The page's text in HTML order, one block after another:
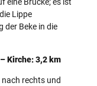
eine Brücke; es ist
Lippe
der Beke in die
Kirche: 3,2 km
rechts und